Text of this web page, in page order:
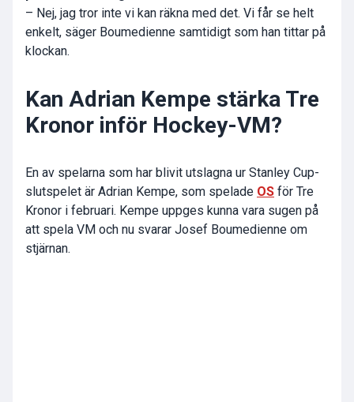
– Nej, jag tror inte vi kan räkna med det. Vi får se helt
enkelt, säger Boumedienne samtidigt som han tittar på
klockan.
Kan Adrian Kempe stärka Tre
Kronor inför Hockey-VM?
En av spelarna som har blivit utslagna ur Stanley Cup-
slutspelet är Adrian Kempe, som spelade OS för Tre
Kronor i februari. Kempe uppges kunna vara sugen på
att spela VM och nu svarar Josef Boumedienne om
stjärnan.